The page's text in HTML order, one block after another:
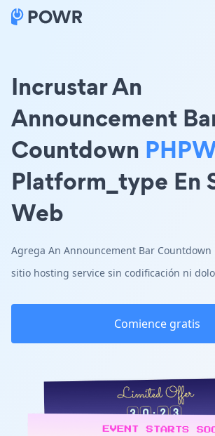
Incrustar An
Announcement
Countdown
Platform_type En
Web
Agrega An Announcement Bar
sitio hosting service sin codificación ni
Comience gratis